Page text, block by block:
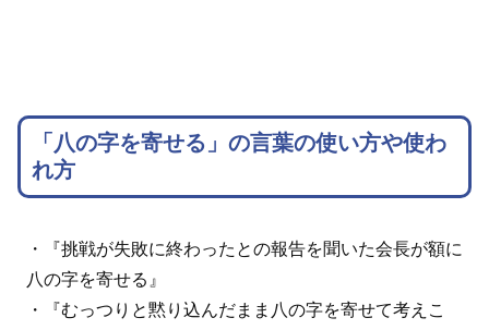
「八の字を寄せる」の言葉の使い方や使わ
れ方
・『挑戦が失敗に終わったとの報告を聞いた会長が額に
八の字を寄せる』
・『むっつりと黙り込んだまま八の字を寄せて考えこ